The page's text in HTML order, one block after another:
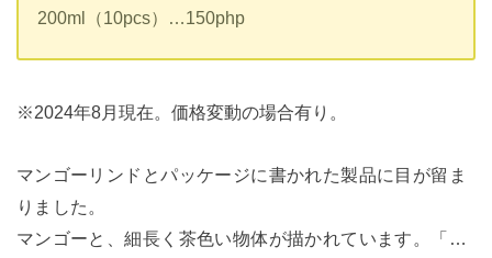
200ml（10pcs）…150php
※2024年8月現在。価格変動の場合有り。
マンゴーリンドとパッケージに書かれた製品に目が留ま
りました。
マンゴーと、細長く茶色い物体が描かれています。「…